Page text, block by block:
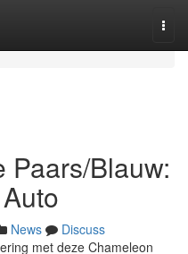
Paars/Blauw:
News
Discuss
met deze Chameleon